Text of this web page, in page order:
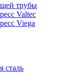
трубы
Valtec
Viega
сталь